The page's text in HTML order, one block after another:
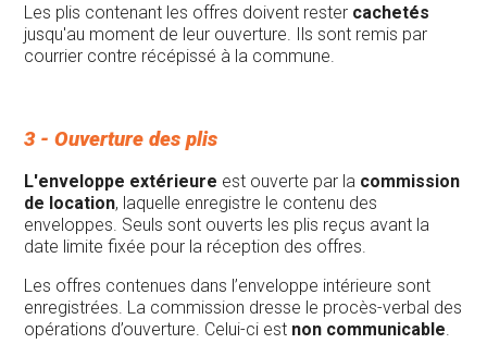
Les plis contenant les offres doivent rester cachetés
jusqu'au moment de leur ouverture. Ils sont remis par
courrier contre récépissé à la commune.
3 - Ouverture des plis
L'enveloppe extérieure est ouverte par la commission
de location, laquelle enregistre le contenu des
enveloppes. Seuls sont ouverts les plis reçus avant la
date limite fixée pour la réception des offres.
Les offres contenues dans l’enveloppe intérieure sont
enregistrées. La commission dresse le procès-verbal des
opérations d’ouverture. Celui-ci est non communicable